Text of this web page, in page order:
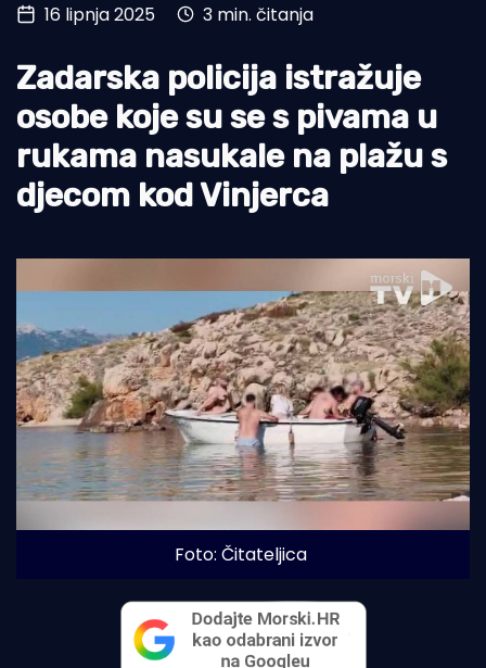
Pomorstvo
Ekologija
Tradicija i kultura
16 lipnja 2025 3 min. čitanja
Zadarska policija istražuje
osobe koje su se s pivama u
rukama nasukale na plažu s
djecom kod Vinjerca
Foto: Čitateljica